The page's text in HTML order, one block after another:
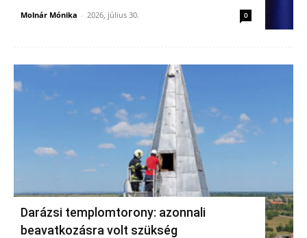
Molnár Mónika - 2026, július 30. 0
Darázsi templomtorony: azonnali
beavatkozásra volt szükség